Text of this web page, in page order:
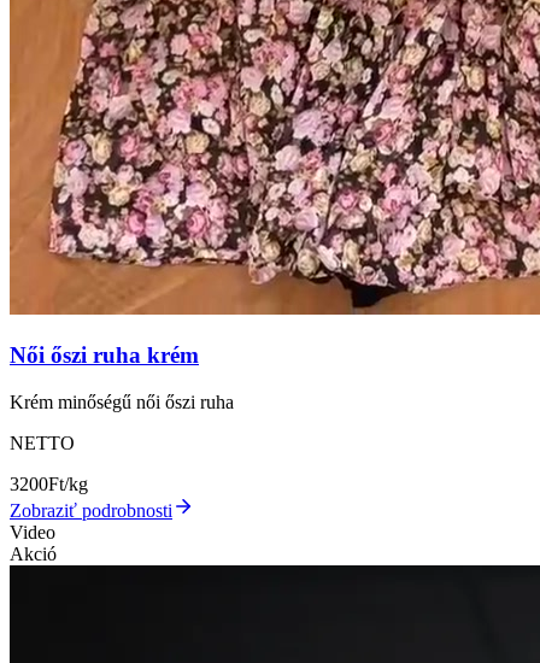
Női őszi ruha krém
Krém minőségű női őszi ruha
NETTO
3200Ft/kg
Zobraziť podrobnosti
Video
Akció